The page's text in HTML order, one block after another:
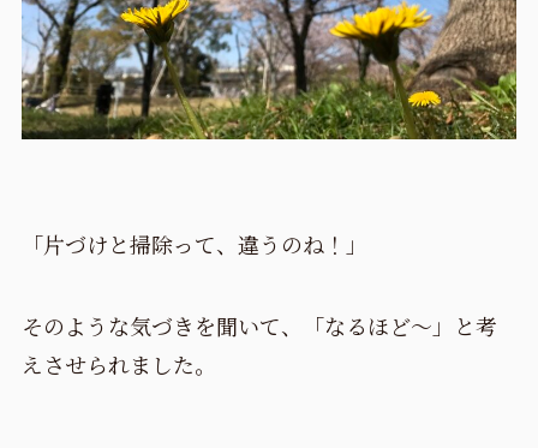
「片づけと掃除って、違うのね！」
そのような気づきを聞いて、「なるほど～」と考
えさせられました。